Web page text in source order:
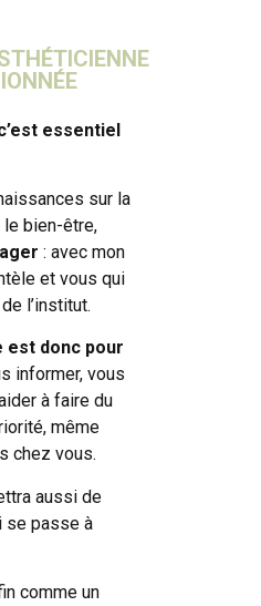
essentiel
sur la
le bien-être,
: avec mon
et vous qui
l’institut.
est donc pour
informer, vous
à faire du
même
chez vous.
aussi de
se passe à
comme un